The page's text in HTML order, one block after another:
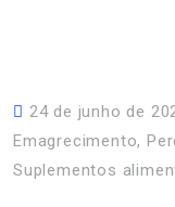
24 de junho de
Emagrecimento,
Suplementos